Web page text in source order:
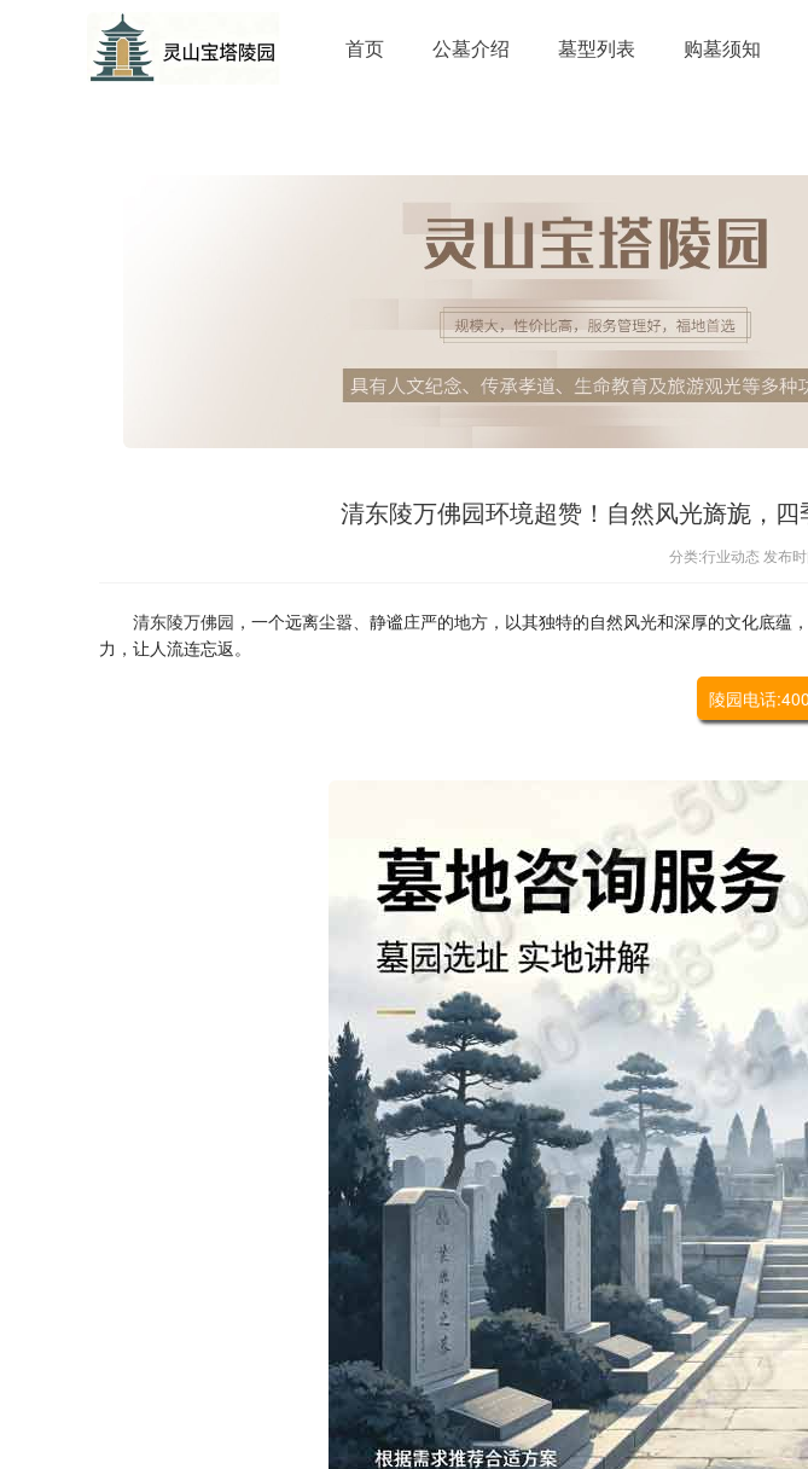
首页 公墓介绍 墓型列表 购墓须知
清东陵万佛园环境超赞！自然风光旖旎，
分类:行业动态 发布
清东陵万佛园 ，一个远离尘嚣、静谧庄严的地方，以其独特的自然风光和深厚的文化底
力，让人流连忘返。
陵园电话